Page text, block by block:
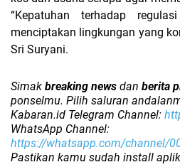
“Kepatuhan terhadap
menciptakan lingkungan yang
Sri Suryani.
Simak breaking news dan berita
ponselmu. Pilih saluran
Kabaran.id Telegram Channel:
WhatsApp Channel:
https://whatsapp.com/channel/
Pastikan kamu sudah install